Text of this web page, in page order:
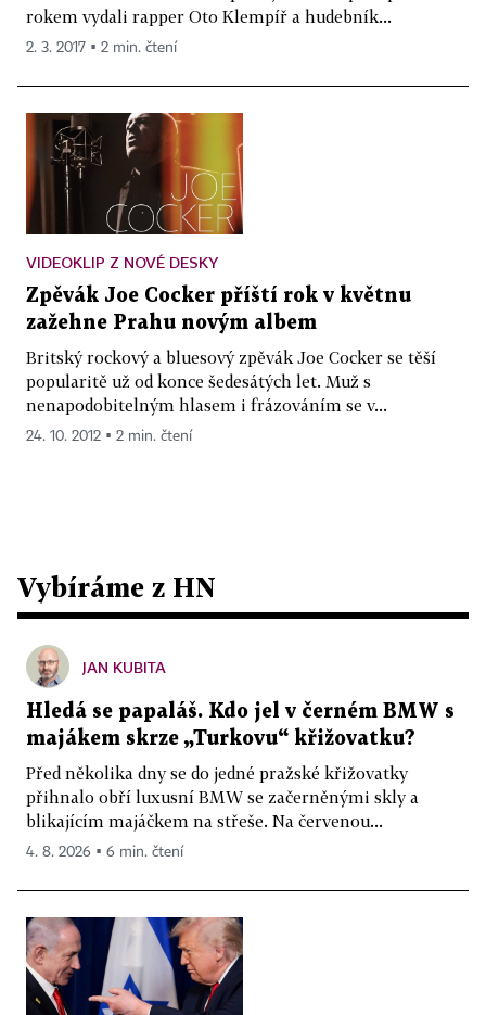
rokem vydali rapper Oto Klempíř a hudebník...
2. 3. 2017 ▪ 2 min. čtení
VIDEOKLIP Z NOVÉ DESKY
Zpěvák Joe Cocker příští rok v květnu
zažehne Prahu novým albem
Britský rockový a bluesový zpěvák Joe Cocker se těší
popularitě už od konce šedesátých let. Muž s
nenapodobitelným hlasem i frázováním se v...
24. 10. 2012 ▪ 2 min. čtení
Vybíráme z HN
JAN KUBITA
Hledá se papaláš. Kdo jel v černém BMW s
majákem skrze „Turkovu“ křižovatku?
Před několika dny se do jedné pražské křižovatky
přihnalo obří luxusní BMW se začerněnými skly a
blikajícím majáčkem na střeše. Na červenou...
4. 8. 2026 ▪ 6 min. čtení